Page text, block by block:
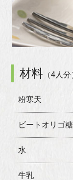
材料 （4人分
粉寒天
ビートオリゴ糖
水
牛乳